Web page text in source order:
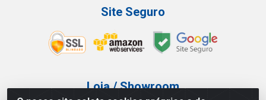
Site Seguro
Loja / Showroom